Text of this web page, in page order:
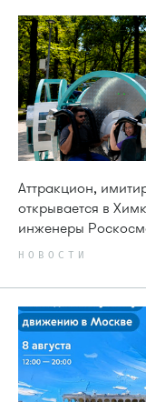
Аттракцион,
открывается в
инженеры
НОВОСТИ